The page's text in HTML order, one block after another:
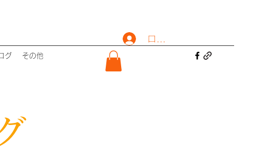
グ その他
ログイン